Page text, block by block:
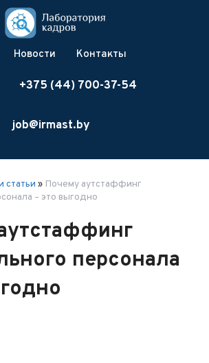
Новости Контакты
+375 (44) 700-37-54
job@irmast.by
статьи » Почему аутстаффинг
– это выгодно
персонала